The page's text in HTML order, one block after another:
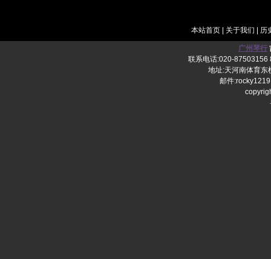
本站首页| 关于我们 历
广州琴行
联系电话:020-
地址:天河南体育东
邮件